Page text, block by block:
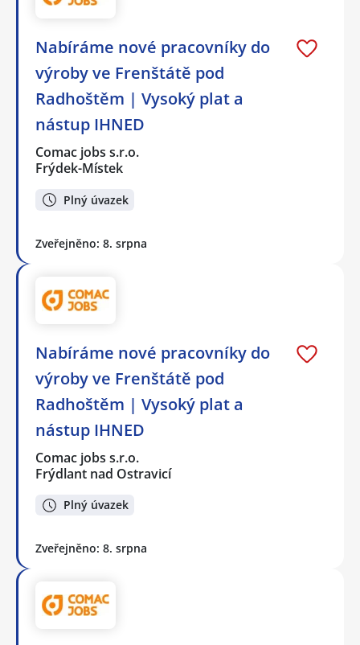
Nabíráme nové pracovníky do
výroby ve Frenštátě pod
Radhoštěm | Vysoký plat a
nástup IHNED
Comac jobs s.r.o.
Frýdek-Místek
Plný úvazek
Zveřejněno: 8. srpna
Nabíráme nové pracovníky do
výroby ve Frenštátě pod
Radhoštěm | Vysoký plat a
nástup IHNED
Comac jobs s.r.o.
Frýdlant nad Ostravicí
Plný úvazek
Zveřejněno: 8. srpna